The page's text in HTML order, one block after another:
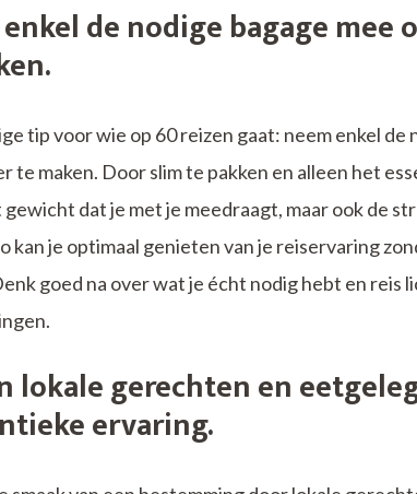
de nodige bagage
tip voor wie op 60 reizen gaat: neem enkel de
te maken. Door slim te pakken en alleen het
gewicht dat je met je meedraagt, maar ook de
kan je optimaal genieten van je reiservaring
goed na over wat je écht nodig hebt en
lokale gerechten en
ervaring.